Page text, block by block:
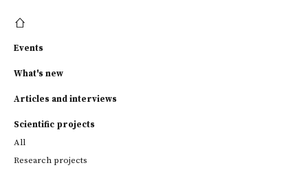
Events
What's new
Articles and interviews
Scientific projects
All
Research projects